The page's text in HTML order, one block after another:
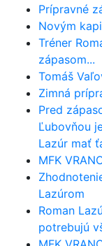
Prípravné
Novým
Tréner
zápasom...
Tomáš
Zimná
Pred
Ľubovňou
Lazúr mať
MFK
Lazúrom
Roman
potrebujú